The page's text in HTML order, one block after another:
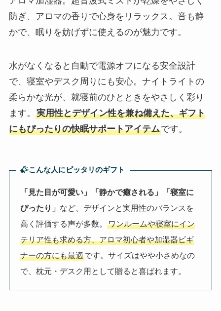
防ぎ、アロマの香りで心身をリラックス。音も静
かで、眠りを妨げずに使えるのが魅力です。
水がなくなると自動で電源オフになる安全設計
で、寝室やデスク周りにも安心。ナイトライトの
柔らかな光が、就寝前のひとときをやさしく彩り
ます。 実用性とデザイン性を兼ね備えた、ギフト
にもぴったりの快眠サポートアイテムです。
こんな人にピッタリのギフト
「見た目が可愛い」「静かで癒される」「寝室に
ぴったり」 など、デザインと実用性のバランスを
高く評価する声が多数。ワンルームや寝室にイン
テリア性も求める方、アロマ初心者や加湿器ビギ
ナーの方にも最適です。サイズはやや小さめなの
で、枕元・デスク用として贈ると喜ばれます。